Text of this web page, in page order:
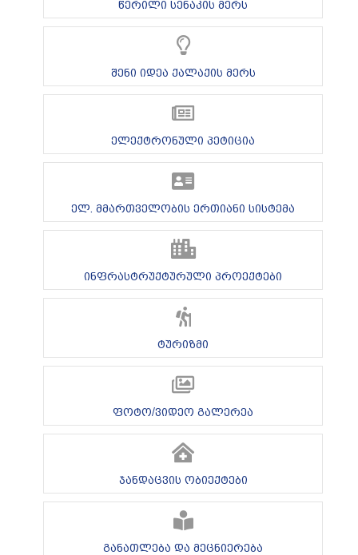
წერილი სენაკის მერს
შენი იდეა ქალაქის მერს
ელექტრონული პეტიცია
ელ. მმართველობის ერთიანი სისტემა
ინფრასტრუქტურული პროექტები
ტურიზმი
ფოტო/ვიდეო გალერეა
ჯანდაცვის ობიექტები
განათლება და მეცნიერება